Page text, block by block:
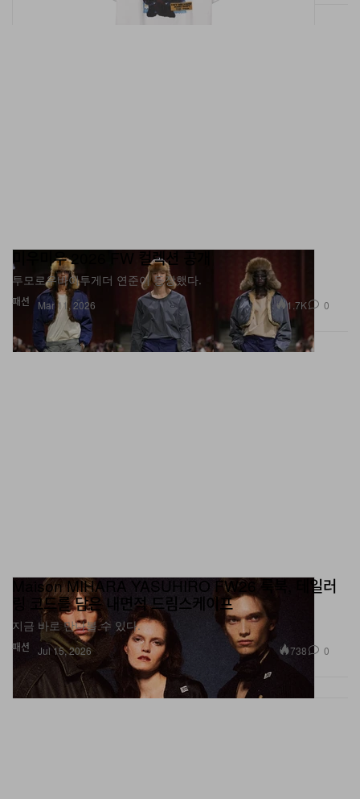
패션
미우미우 2026 FW 컬렉션 공개
투모로우바이투게더 연준이 등장했다.
Mar 11, 2026 1.7K 0
패션
Maison MIHARA YASUHIRO FW26 룩북, 테일러
링 코드를 담은 내면적 드림스케이프
지금 바로 만나볼 수 있다.
Jul 15, 2026 738 0